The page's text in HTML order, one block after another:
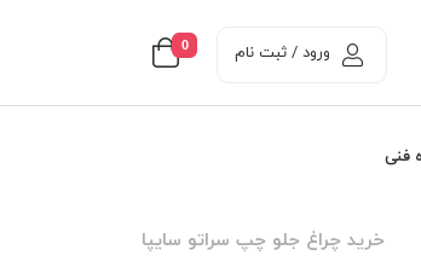
0 ورود / ثبت نام
فنی
خرید چراغ جلو چپ سراتو سایپا